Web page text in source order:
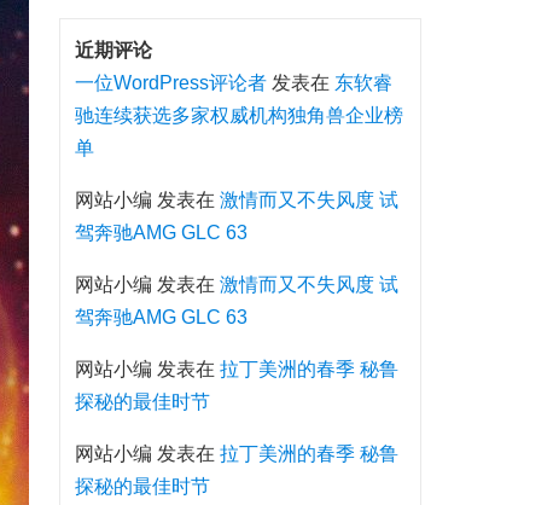
近期评论
一位WordPress评论者发表在 东软睿
驰连续获选多家权威机构独角兽企业榜
单
网站小编 发表在 激情而又不失风度 试
驾奔驰AMG GLC 63
网站小编 发表在 激情而又不失风度 试
驾奔驰AMG GLC 63
网站小编 发表在 拉丁美洲的春季 秘鲁
探秘的最佳时节
网站小编 发表在 拉丁美洲的春季 秘鲁
探秘的最佳时节